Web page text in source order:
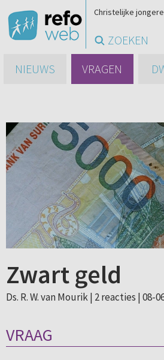
Christelijke
ZOEKEN
NIEUWS
VRAGEN
Zwart geld
Ds. R. W. van Mourik | 2 reacties | 08-
VRAAG